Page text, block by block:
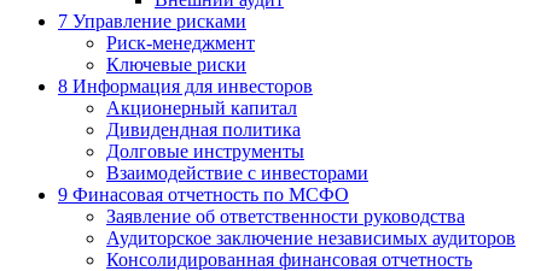
7 Управление рисками
Риск-менеджмент
Ключевые риски
8 Информация для инвесторов
Акционерный капитал
Дивидендная политика
Долговые инструменты
Взаимодействие с инвеcторами
9 Финасовая отчетность по МСФО
Заявление об ответственности руководства
Аудиторское заключение независимых аудиторов
Консолидированная финансовая отчетность